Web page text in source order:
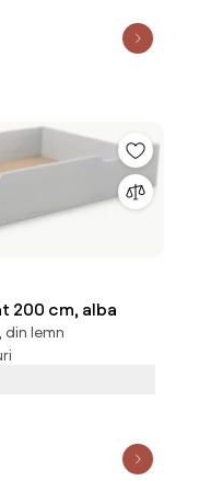
200 cm, alba
din lemn